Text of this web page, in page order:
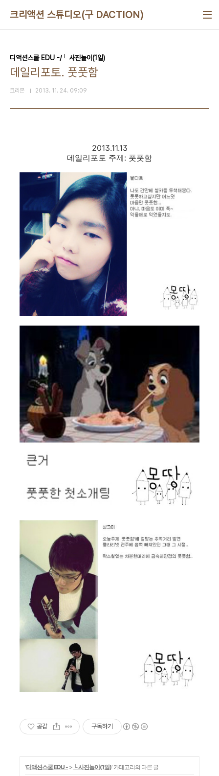
크리액션 스튜디오(구 DACTION)
디액션스쿨 EDU -/└ 사진놀이(1일)
데일리포토. 풋풋함
크리몬 2013. 11. 24. 09:09
2013.11.13
데일리포토 주제: 풋풋함
공감 구독하기
'디액션스쿨 EDU - > └ 사진놀이(1일)' 카테고리의 다른 글